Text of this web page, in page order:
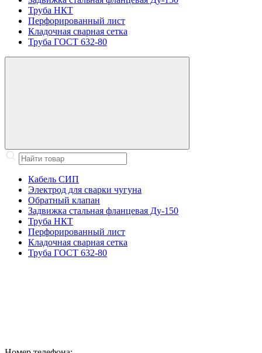
Труба НКТ
Перфорированный лист
Кладочная сварная сетка
Труба ГОСТ 632-80
Кабель СИП
Электрод для сварки чугуна
Обратный клапан
Задвижка стальная фланцевая Ду-150
Труба НКТ
Перфорированный лист
Кладочная сварная сетка
Труба ГОСТ 632-80